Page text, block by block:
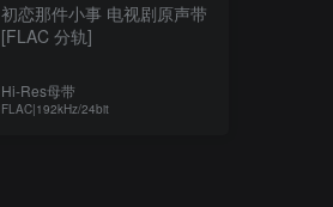
初恋那件小事 电视剧原声带
[FLAC 分轨]
Hi-Res母带
FLAC|192kHz/24bit